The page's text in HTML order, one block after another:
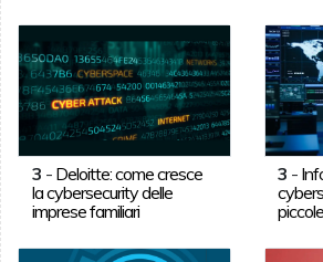
3 - Deloitte: come cresce
la cybersecurity delle
imprese familiari
3 -